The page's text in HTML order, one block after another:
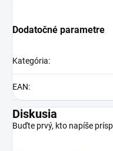
Dodatočné parametre
Kategória:
EAN:
Diskusia
Buďte prvý, kto napíše